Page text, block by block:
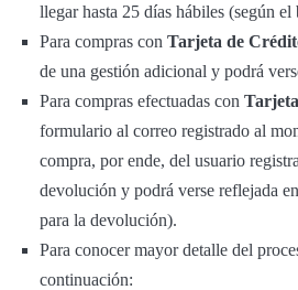
llegar hasta 25 días hábiles (según el
Para compras con Tarjeta de
de una gestión adicional y podrá
Para compras efectuadas con
formulario al correo registrado al
compra, por ende, del usuario
devolución y podrá verse reflejada
para la devolución).
Para conocer mayor detalle del
continuación: